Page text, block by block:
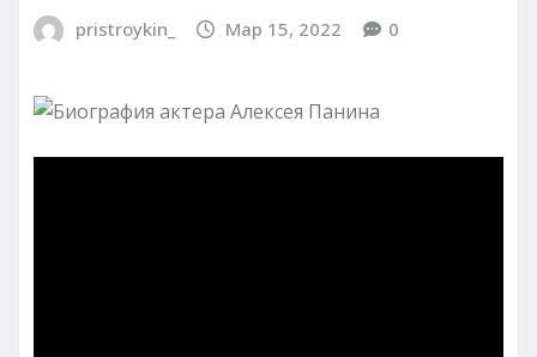
pristroykin_ Мар 15, 2022 0